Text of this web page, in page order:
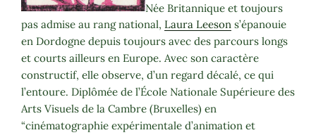
Née Britannique et toujours
pas admise au rang national, Laura Leeson s’épanouie
en Dordogne depuis toujours avec des parcours longs
et courts ailleurs en Europe. Avec son caractère
constructif, elle observe, d’un regard décalé, ce qui
l’entoure. Diplômée de l’École Nationale Supérieure des
Arts Visuels de la Cambre (Bruxelles) en
“cinématographie expérimentale d’animation et